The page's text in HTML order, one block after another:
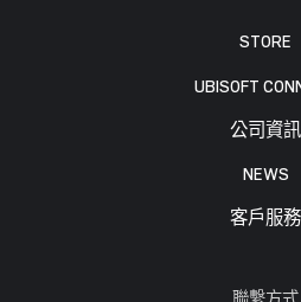
STORE
UBISOFT
公司資訊
NEWS
客戶服務